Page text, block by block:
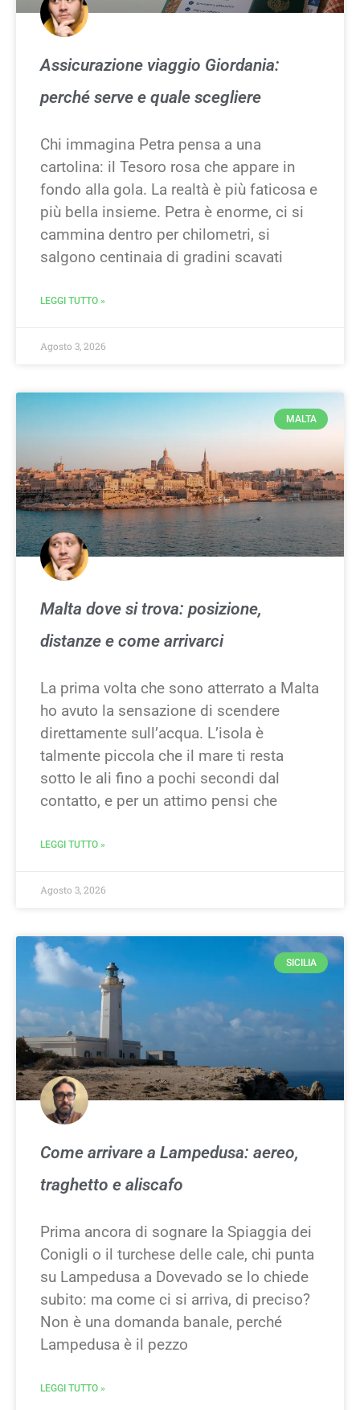
Assicurazione viaggio Giordania:
perché serve e quale scegliere
Chi immagina Petra pensa a una
cartolina: il Tesoro rosa che appare in
fondo alla gola. La realtà è più faticosa e
più bella insieme. Petra è enorme, ci si
cammina dentro per chilometri, si
salgono centinaia di gradini scavati
LEGGI TUTTO »
Agosto 3, 2026
MALTA
Malta dove si trova: posizione,
distanze e come arrivarci
La prima volta che sono atterrato a Malta
ho avuto la sensazione di scendere
direttamente sull’acqua. L’isola è
talmente piccola che il mare ti resta
sotto le ali fino a pochi secondi dal
contatto, e per un attimo pensi che
LEGGI TUTTO »
Agosto 3, 2026
SICILIA
Come arrivare a Lampedusa: aereo,
traghetto e aliscafo
Prima ancora di sognare la Spiaggia dei
Conigli o il turchese delle cale, chi punta
su Lampedusa a Dovevado se lo chiede
subito: ma come ci si arriva, di preciso?
Non è una domanda banale, perché
Lampedusa è il pezzo
LEGGI TUTTO »